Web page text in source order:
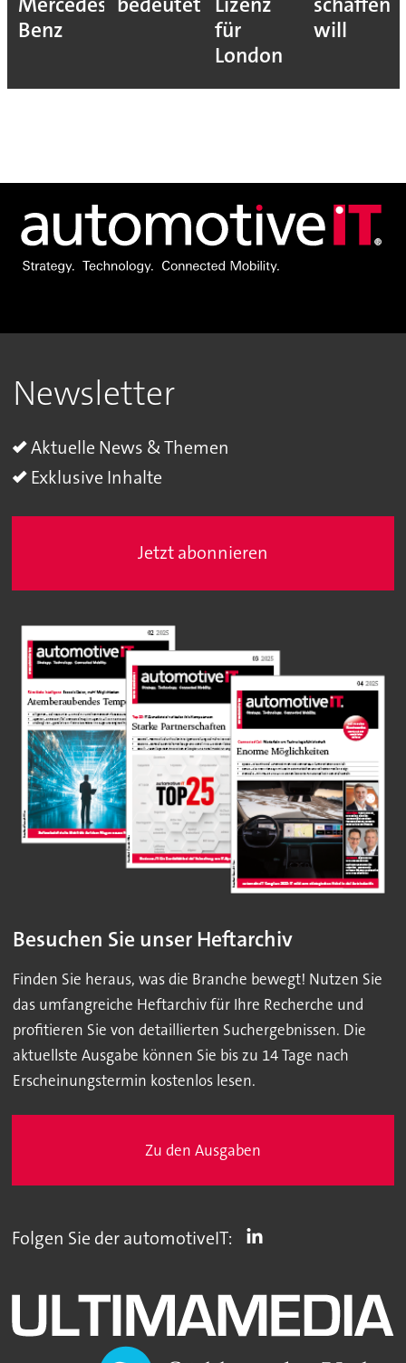
Benz
für
London
will
Newsletter
Aktuelle News & Themen
Exklusive Inhalte
Jetzt abonnieren
Besuchen Sie unser Heftarchiv
Finden Sie heraus, was die Branche bewegt! Nutzen Sie
das umfangreiche Heftarchiv für Ihre Recherche und
profitieren Sie von detaillierten Suchergebnissen. Die
aktuellste Ausgabe können Sie bis zu 14 Tage nach
Erscheinungstermin kostenlos lesen.
Zu den Ausgaben
Folgen Sie der automotiveIT: